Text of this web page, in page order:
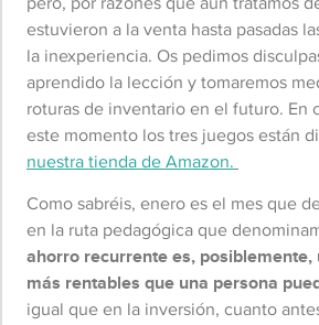
estuvieron a la venta hasta pasadas
la inexperiencia. Os pedimos
aprendido la lección y tomaremos
roturas de inventario en el futuro. En
este momento los tres juegos están
nuestra tienda de Amazon.
Como sabréis, enero es el mes que
en la ruta pedagógica que
ahorro recurrente es, posiblemente,
más rentables que una persona
igual que en la inversión, cuanto